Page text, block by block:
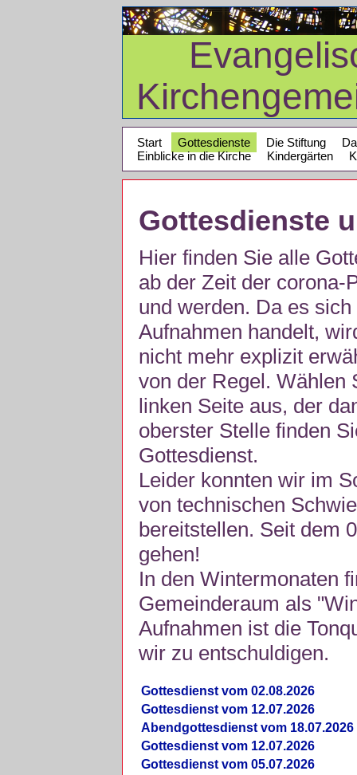
Start Gottesdienste Die Stiftung
Einblicke in die Kirche
Kindergärten
Gottesdienste
Hier finden Sie alle
ab der Zeit der corona-
und werden. Da es
Aufnahmen handelt,
nicht mehr explizit
von der Regel. Wählen
linken Seite aus, der
oberster Stelle finden
Gottesdienst.
Leider konnten wir im
von technischen
bereitstellen. Seit dem
gehen!
In den Wintermonaten
Gemeinderaum als
Aufnahmen ist die
wir zu entschuldigen.
Gottesdienst vom 02.08.2026
Gottesdienst vom 12.07.2026
Abendgottesdienst vom 18.07.2026
Gottesdienst vom 12.07.2026
Gottesdienst vom 05.07.2026